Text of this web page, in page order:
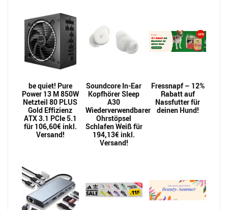
be quiet! Pure
Power 13 M 850W
Netzteil 80 PLUS
Gold Effizienz
ATX 3.1 PCIe 5.1
für 106,60€ inkl.
Versand!
Soundcore In-Ear
Kopfhörer Sleep
A30
Wiederverwendbarer
Ohrstöpsel
Schlafen Weiß für
194,13€ inkl.
Versand!
Fressnapf – 12%
Rabatt auf
Nassfutter für
deinen Hund!